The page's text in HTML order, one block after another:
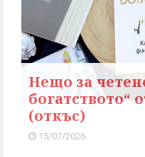
Нещо за
богатството“
(откъс)
15/07/2026